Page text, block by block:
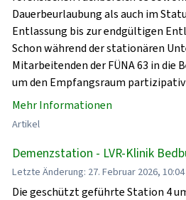
Dauerbeurlaubung als auch im
Entlassung bis zur endgültigen
Schon während der stationären
Mitarbeitenden der FÜNA 63 in die
um den Empfangsraum
Mehr Informationen
Artikel
Demenzstation - LVR-Klinik
Letzte Änderung: 27. Februar 2026,
Die geschützt geführte Station 4